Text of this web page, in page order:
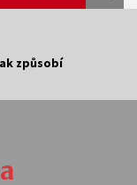
Stávám se
způsobí